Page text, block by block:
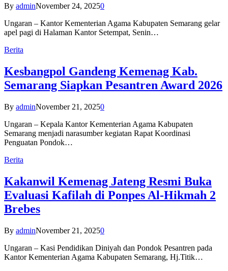
By adminNovember 24, 20250
Ungaran – Kantor Kementerian Agama Kabupaten Semarang gelar
apel pagi di Halaman Kantor Setempat, Senin…
Berita
Kesbangpol Gandeng Kemenag Kab.
Semarang Siapkan Pesantren Award 2026
By adminNovember 21, 20250
Ungaran – Kepala Kantor Kementerian Agama Kabupaten
Semarang menjadi narasumber kegiatan Rapat Koordinasi
Penguatan Pondok…
Berita
Kakanwil Kemenag Jateng Resmi Buka
Evaluasi Kafilah di Ponpes Al-Hikmah 2
Brebes
By adminNovember 21, 20250
Ungaran – Kasi Pendidikan Diniyah dan Pondok Pesantren pada
Kantor Kementerian Agama Kabupaten Semarang, Hj.Titik…